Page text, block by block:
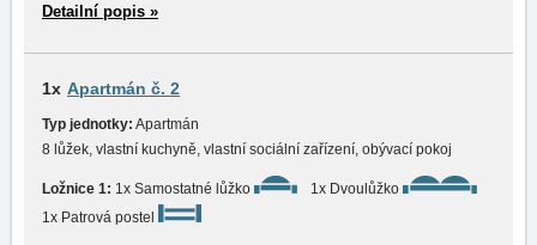
Detailní popis »
1x Apartmán č. 2
Typ jednotky: Apartmán
8 lůžek, vlastní kuchyně, vlastní sociální zařízení, obývací pokoj
Ložnice 1: 1x Samostatné lůžko
1x Dvoulůžko
1x Patrová postel